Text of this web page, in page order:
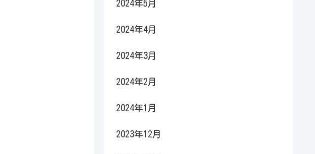
2024年5月
2024年4月
2024年3月
2024年2月
2024年1月
2023年12月